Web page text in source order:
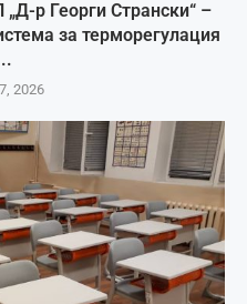
р Георги Странски“ –
за терморегулация
2026